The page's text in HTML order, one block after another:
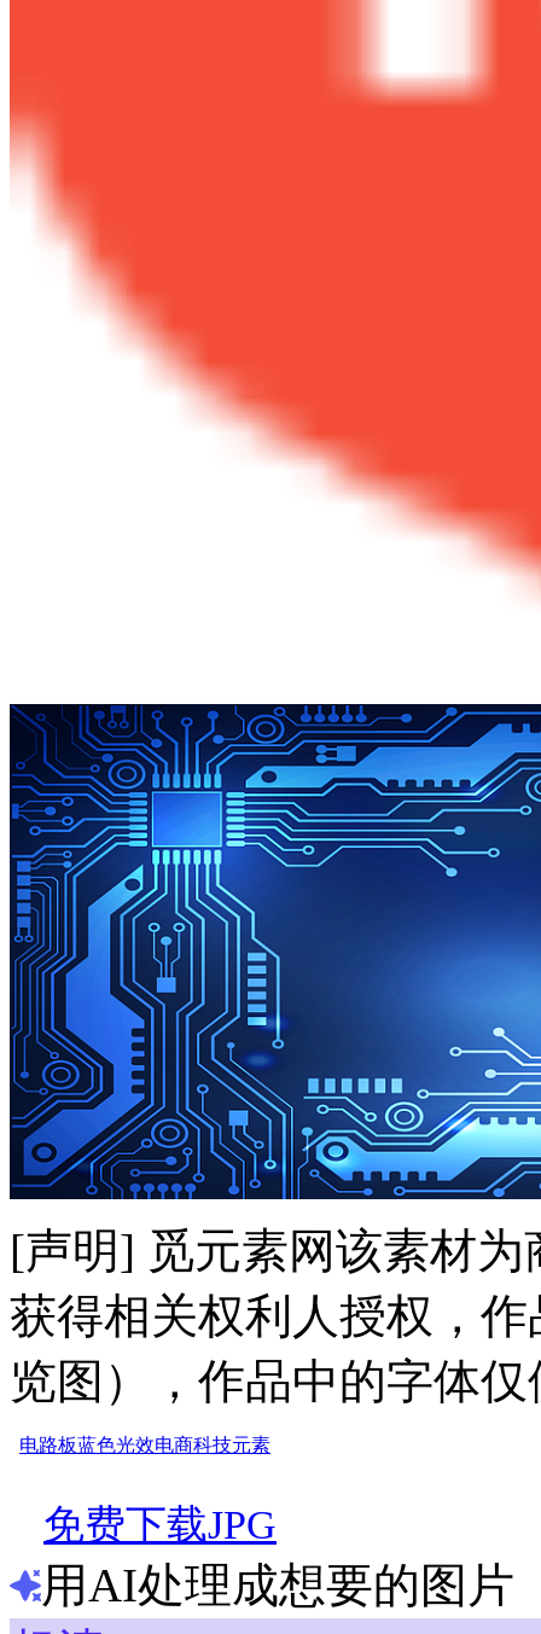
[声明] 觅元素网该素材
获得相关权利人授权，
览图），作品中的字体
电路板蓝色光效电商科技元素
免费下载JPG
用AI处理成想要的图片